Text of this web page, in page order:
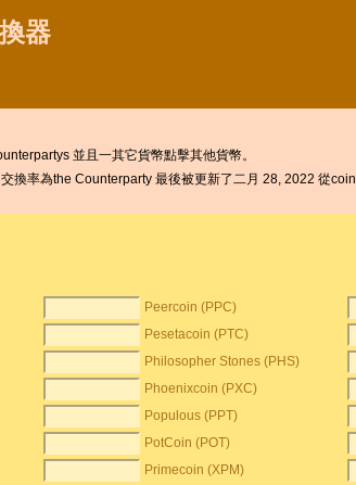
器
並且一其它貨幣點擊其他貨幣。
換率為the Counterparty 最後被更新了二月 28, 2022 從
Peercoin (PPC)
Pesetacoin (PTC)
Philosopher Stones (PHS)
Phoenixcoin (PXC)
Populous (PPT)
PotCoin (POT)
Primecoin (XPM)